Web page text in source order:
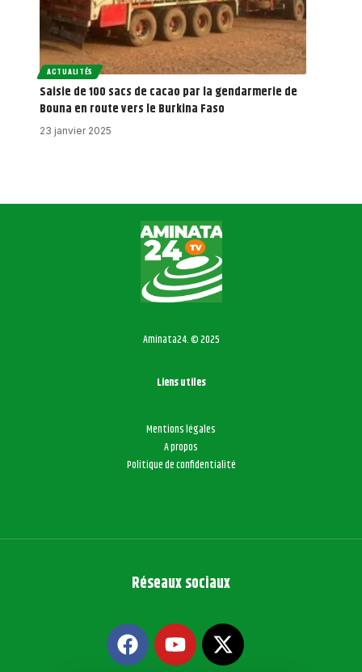
ACTUALITÉS
Saisie de 100 sacs de cacao par la gendarmerie de
Bouna en route vers le Burkina Faso
23 janvier 2025
Réseaux sociaux
Aminata24. © 2025
Liens utiles
Mentions légales
A propos
Politique de confidentialité